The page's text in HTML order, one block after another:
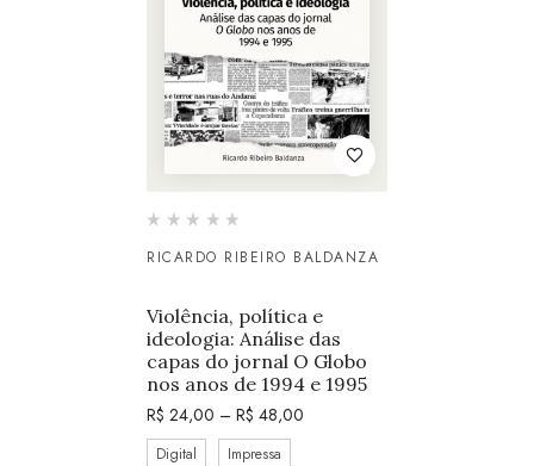
RICARDO RIBEIRO BALDANZA
Violência, política e
ideologia: Análise das
capas do jornal O Globo
nos anos de 1994 e 1995
R$ 24,00 – R$ 48,00
Digital Impressa